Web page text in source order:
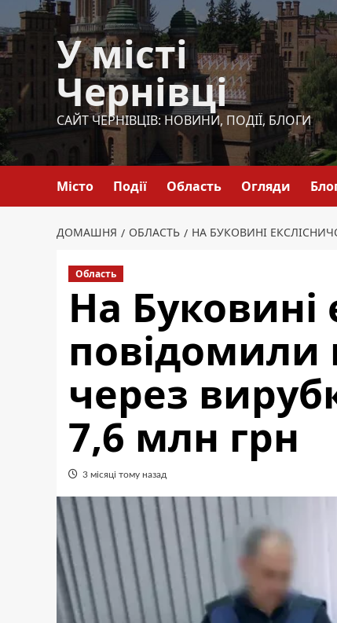
Перейти
до
вмісту
У місті
Чернівці
САЙТ ЧЕРНІВЦІВ: НОВИНИ, ПОДІЇ, БЛОГИ
Місто Події Область Огляди
ДОМАШНЯ ОБЛАСТЬ НА БУКОВИНІ
Область
На Буковині
повідомили
через
7,6 млн грн
3 місяці тому назад